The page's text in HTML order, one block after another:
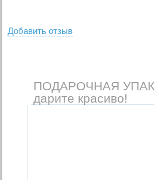
Добавить отзыв
ПОДАРОЧНАЯ
дарите красиво!